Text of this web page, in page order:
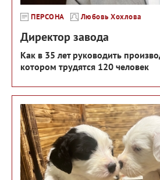
ПЕРСОНА Любовь Хохлова
Директор завода
Как в 35 лет руководить
котором трудятся 120 человек